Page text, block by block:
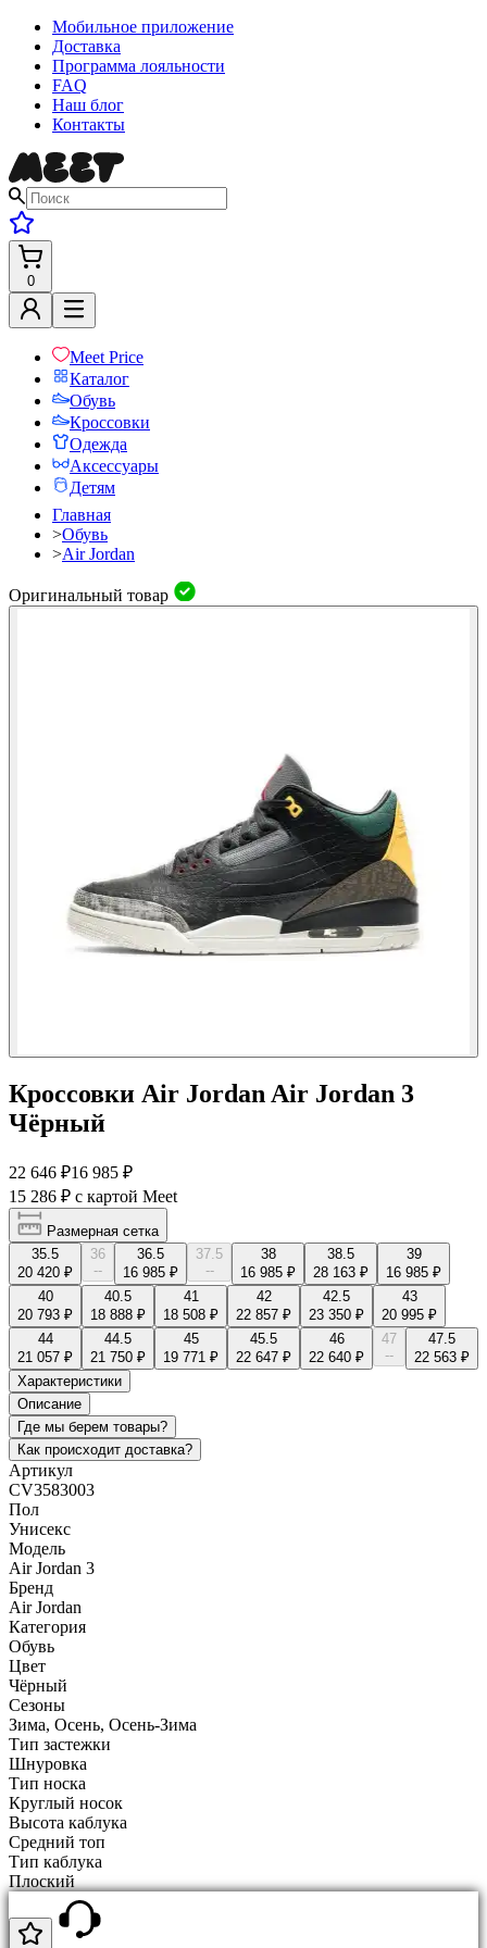
Мобильное приложение
Доставка
Программа лояльности
FAQ
Наш блог
Контакты
0
Meet Price
Каталог
Обувь
Кроссовки
Одежда
Аксессуары
Детям
Главная
>Обувь
>Air Jordan
Оригинальный товар
Кроссовки Air Jordan Air Jordan 3
Чёрный
22 646 ₽16 985 ₽
15 286 ₽ с картой Meet
Размерная сетка
35.5
20 420 ₽
36
--
36.5
16 985 ₽
37.5
--
38
16 985 ₽
38.5
28 163 ₽
39
16 985 ₽
40
20 793 ₽
40.5
18 888 ₽
41
18 508 ₽
42
22 857 ₽
42.5
23 350 ₽
43
20 995 ₽
44
21 057 ₽
44.5
21 750 ₽
45
19 771 ₽
45.5
22 647 ₽
46
22 640 ₽
47
--
47.5
22 563 ₽
Характеристики
Описание
Где мы берем товары?
Как происходит доставка?
Артикул
CV3583003
Пол
Унисекс
Модель
Air Jordan 3
Бренд
Air Jordan
Категория
Обувь
Цвет
Чёрный
Сезоны
Зима, Осень, Осень-Зима
Тип застежки
Шнуровка
Тип носка
Круглый носок
Высота каблука
Средний топ
Тип каблука
Плоский